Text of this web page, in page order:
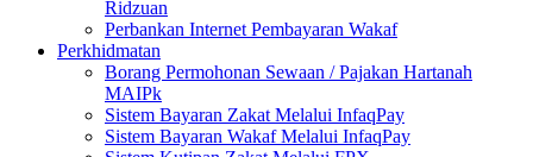
Ridzuan
Perbankan Internet Pembayaran Wakaf
Perkhidmatan
Borang Permohonan Sewaan / Pajakan Hartanah
MAIPk
Sistem Bayaran Zakat Melalui InfaqPay
Sistem Bayaran Wakaf Melalui InfaqPay